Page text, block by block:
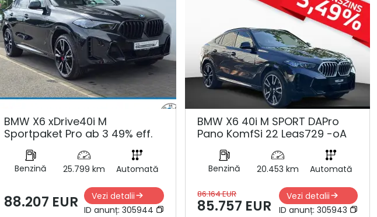
BMW X6 xDrive40i M
Sportpaket Pro ab 3 49% eff.
Benzină 25.799 km Automată
88.207 EUR
Vezi detalii
ID anunț:305944
BMW X6 40i M SPORT DAPro
Pano KomfSi 22 Leas729 -oA
Benzină 20.453 km Automată
86.164 EUR
85.757 EUR
Vezi detalii
ID anunț: 305943